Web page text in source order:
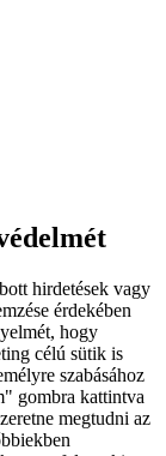
hirdetések vagy
érdekében
hogy
célú sütik is
szabásához
gombra kattintva
megtudni az